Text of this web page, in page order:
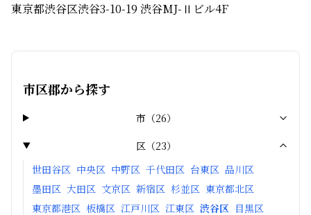
東京都渋谷区渋谷3-10-19 渋谷MJ-Ⅱビル4F
市区郡から探す
市 （26）
区 （23）
世田谷区 中央区 中野区 千代田区 台東区 品川区
墨田区 大田区 文京区 新宿区 杉並区 東京都北区
東京都港区 板橋区 江戸川区 江東区 渋谷区 目黒区